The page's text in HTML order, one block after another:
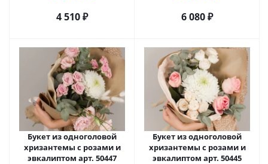
4 510₽ 6 080₽
Букет из одноголовой
хризантемы с розами и
эвкалиптом арт. 50447
Букет из одноголовой
хризантемы с розами и
эвкалиптом арт. 50445